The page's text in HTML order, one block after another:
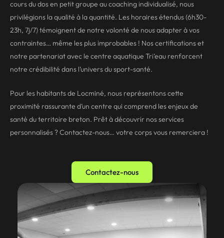
cours du dos en petit groupe au coaching individualisé, nous
privilégions la qualité à la quantité. Les horaires étendus (6h30-
23h, 7j/7) témoignent de notre volonté de nous adapter à vos
contraintes… même les plus improbables ! Nos certifications et
notre partenariat avec le centre aquatique Tri’eau renforcent
notre crédibilité dans l’univers du sport-santé.
Pour les habitants de Locminé, nous représentons cette
proximité rassurante d’un centre qui comprend les enjeux de
santé du territoire breton. Prêt à découvrir nosservices
personnalisés ? Contactez-nous… votre corps vous remerciera !
Contactez-nous